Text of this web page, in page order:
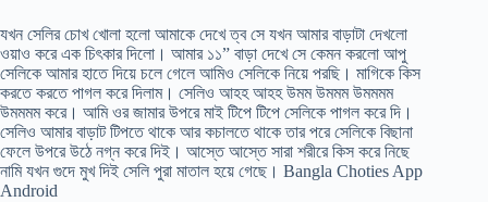
যখন সেলির চোখ খোলা হলো আমাকে দেখে ত্ব সে যখন আমার বাড়াটা দেখলো
ওয়াও করে এক চিৎকার দিলো। আমার ১১” বাড়া দেখে সে কেমন করলো আপু
সেলিকে আমার হাতে দিয়ে চলে গেলে আমিও সেলিকে নিয়ে পরছি। মাগিকে কিস
করতে করতে পাগল করে দিলাম। সেলিও আহহ আহহ উমম উমমম উমমমম
উমমমম করে। আমি ওর জামার উপরে মাই টিপে টিপে সেলিকে পাগল করে দি।
সেলিও আমার বাড়াট টিপতে থাকে আর কচালতে থাকে তার পরে সেলিকে বিছানা
ফেলে উপরে উঠে নগ্ন করে দিই। আস্তে আস্তে সারা শরীরে কিস করে নিছে
নামি যখন গুদে মুখ দিই সেলি পুরা মাতাল হয়ে গেছে। Bangla Choties App
Android